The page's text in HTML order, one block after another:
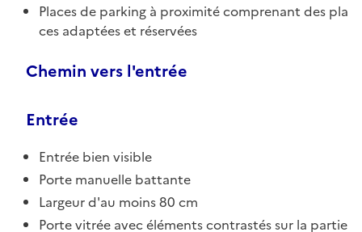
Places de parking à proximité comprenant des pla
ces adaptées et réservées
Chemin vers l'entrée
Entrée
Entrée bien visible
Porte manuelle battante
Largeur d'au moins 80 cm
Porte vitrée avec éléments contrastés sur la partie